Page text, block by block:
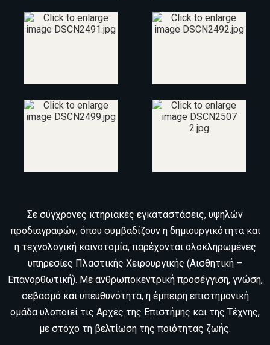
Σε σύγχρονες κτηριακές εγκαταστάσεις, υψηλών
προδιαγραφών, όπου συμβαδίζουν η δημιουργικότητα και
η τεχνολογική καινοτομία, παρέχονται ολοκληρωμένες
υπηρεσίες Πλαστικής Χειρουργικής (Αισθητική –
Επανορθωτική). Με ανθρωποκεντρική προσέγγιση, γνώση,
σεβασμό και υπευθυνότητα, η έμπειρη επιστημονική
ομάδα υλοποιεί τις Αρχές της Επιστήμης και της Τέχνης,
με στόχο τη βελτίωση της ποιότητας ζωής.